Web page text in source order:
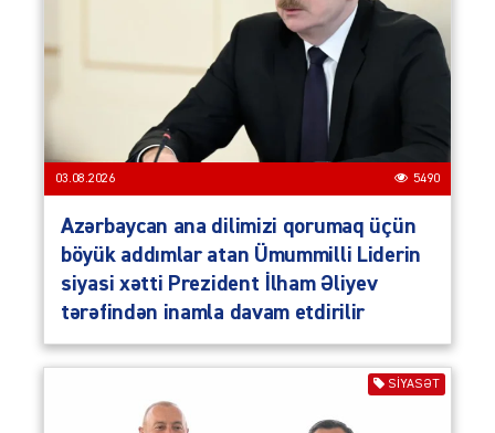
03.08.2026 5490
Azərbaycan ana dilimizi qorumaq üçün
böyük addımlar atan Ümummilli Liderin
siyasi xətti Prezident İlham Əliyev
tərəfindən inamla davam etdirilir
SIYASƏT